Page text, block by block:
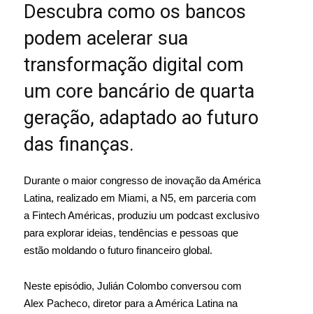
Descubra como os bancos
podem acelerar sua
transformação digital com
um core bancário de quarta
geração, adaptado ao futuro
das finanças.
Durante o maior congresso de inovação da América
Latina, realizado em Miami, a N5, em parceria com
a Fintech Américas, produziu um podcast exclusivo
para explorar ideias, tendências e pessoas que
estão moldando o futuro financeiro global.
Neste episódio, Julián Colombo conversou com
Alex Pacheco, diretor para a América Latina na